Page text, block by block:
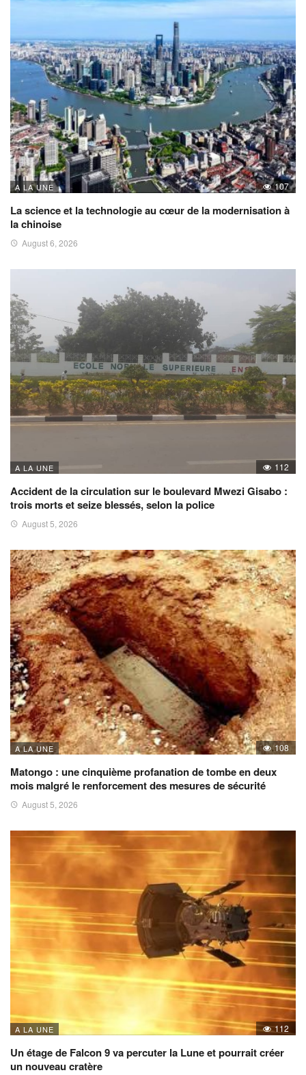
A LA UNE 107
La science et la technologie au cœur de la modernisation à
la chinoise
August 6, 2026
A LA UNE 112
Accident de la circulation sur le boulevard Mwezi Gisabo :
trois morts et seize blessés, selon la police
August 5, 2026
A LA UNE 108
Matongo : une cinquième profanation de tombe en deux
mois malgré le renforcement des mesures de sécurité
August 5, 2026
A LA UNE 112
Un étage de Falcon 9 va percuter la Lune et pourrait créer
un nouveau cratère